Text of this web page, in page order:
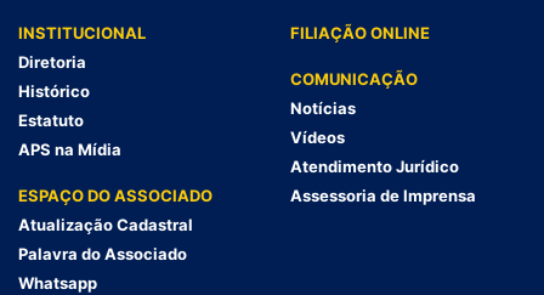
INSTITUCIONAL
Diretoria
Histórico
Estatuto
APS na Mídia
ESPAÇO DO ASSOCIADO
Atualização Cadastral
Palavra do Associado
Whatsapp
FILIAÇÃO ONLINE
COMUNICAÇÃO
Notícias
Vídeos
Atendimento Jurídico
Assessoria de Imprensa